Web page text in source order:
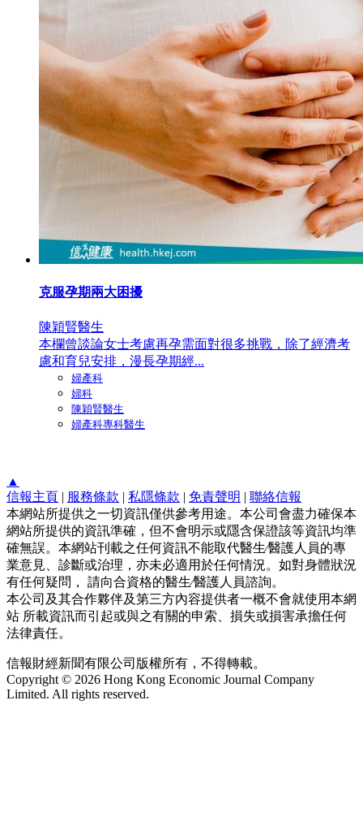
克服孕期兩大困擾
陳穎賢醫生
本欄曾談論女士考慮再孕需面對很多挑戰，除了經濟考
慮和育兒安排，漫長孕期經...
婦產科
婦科
陳穎賢醫生
婦產科專科醫生
▲
信報主頁 | 服務條款 | 私隱條款 | 免責聲明 | 聯絡信報
本網站所提供之一切資訊僅供參考用途。本公司會盡力確保本
網站所提供的資訊準確，但不會明示或隱含保證該等資訊均準
確無誤。本網站刊載之任何資訊不能取代醫生∕醫護人員的專
業意見、診斷或治理，亦未必適用於任何情況。如對身體狀況
有任何疑問， 請向合資格的醫生∕醫護人員諮詢。
本公司及其合作夥伴及第三方內容提供者一概不會就使用本網
站 所載資訊而引起或與之有關的申索、損失或損害承擔任何
法律責任。
信報財經新聞有限公司版權所有，不得轉載。
Copyright © 2026 Hong Kong Economic Journal Company
Limited. All rights reserved.